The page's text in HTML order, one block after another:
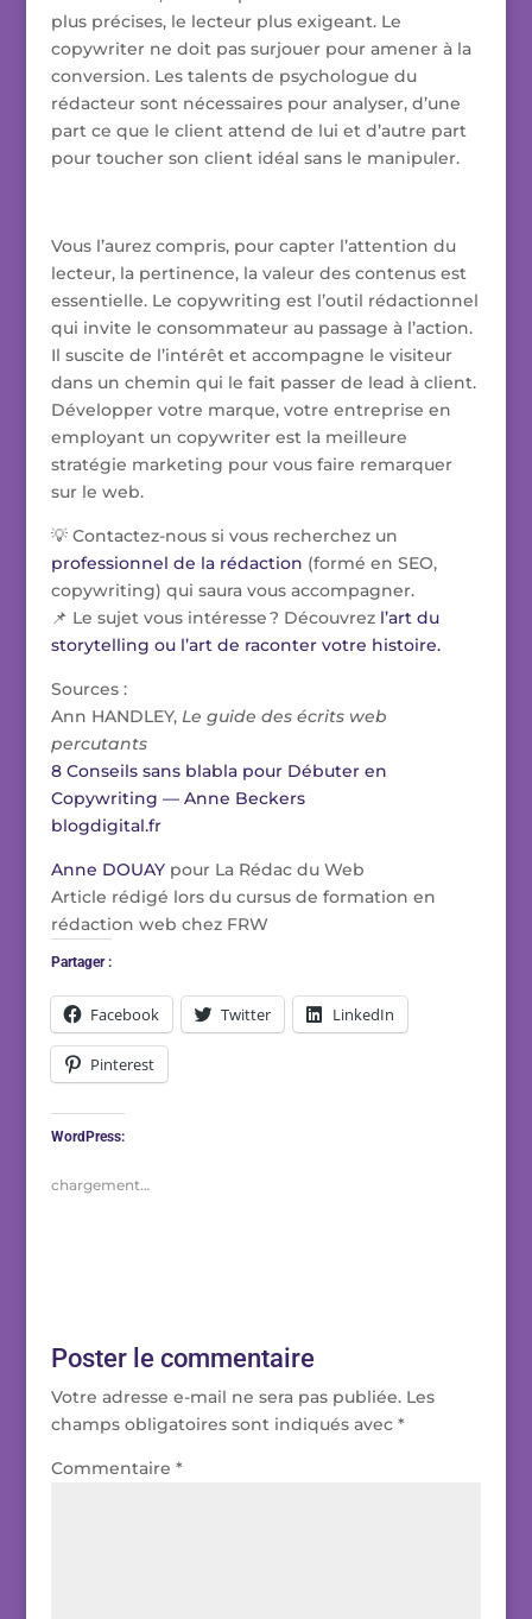
plus précises, le lecteur plus exigeant. Le
copywriter ne doit pas surjouer pour amener à la
conversion. Les talents de psychologue du
rédacteur sont nécessaires pour analyser, d’une
part ce que le client attend de lui et d’autre part
pour toucher son client idéal sans le manipuler.
Vous l’aurez compris, pour capter l’attention du
lecteur, la pertinence, la valeur des contenus est
essentielle. Le copywriting est l’outil rédactionnel
qui invite le consommateur au passage à l’action.
Il suscite de l’intérêt et accompagne le visiteur
dans un chemin qui le fait passer de lead à client.
Développer votre marque, votre entreprise en
employant un copywriter est la meilleure
stratégie marketing pour vous faire remarquer
sur le web.
💡 Contactez-nous si vous recherchez un
professionnel de la rédaction (formé en SEO,
copywriting) qui saura vous accompagner.
📌 Le sujet vous intéresse ? Découvrez l’art du
storytelling ou l’art de raconter votre histoire.
Sources :
Ann HANDLEY, Le guide des écrits web
percutants
8 Conseils sans blabla pour Débuter en
Copywriting — Anne Beckers
blogdigital.fr
Anne DOUAYpour La Rédac du Web
Article rédigé lors du cursus de formation en
rédaction web chez FRW
Partager :
Facebook Twitter LinkedIn
Pinterest
WordPress:
chargement…
Poster le commentaire
Votre adresse e-mail ne sera pas publiée. Les
champs obligatoires sont indiqués avec *
Commentaire *